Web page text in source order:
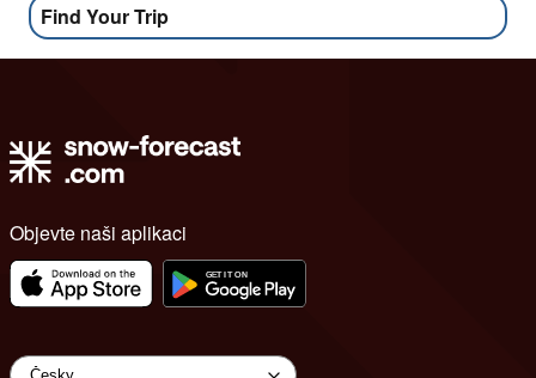
Find Your Trip
Objevte naši aplikaci